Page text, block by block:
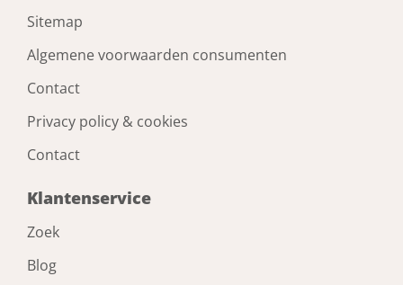
Sitemap
Algemene voorwaarden consumenten
Contact
Privacy policy & cookies
Contact
Klantenservice
Zoek
Blog